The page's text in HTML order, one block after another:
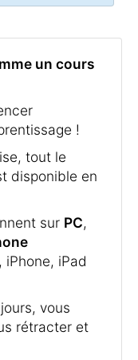
un cours
!
tout le
disponible en
sur PC,
iPhone, iPad
vous
rétracter et